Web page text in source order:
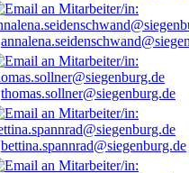
thomas.sollner@siegenburg.de
bettina.spannrad@siegenburg.de